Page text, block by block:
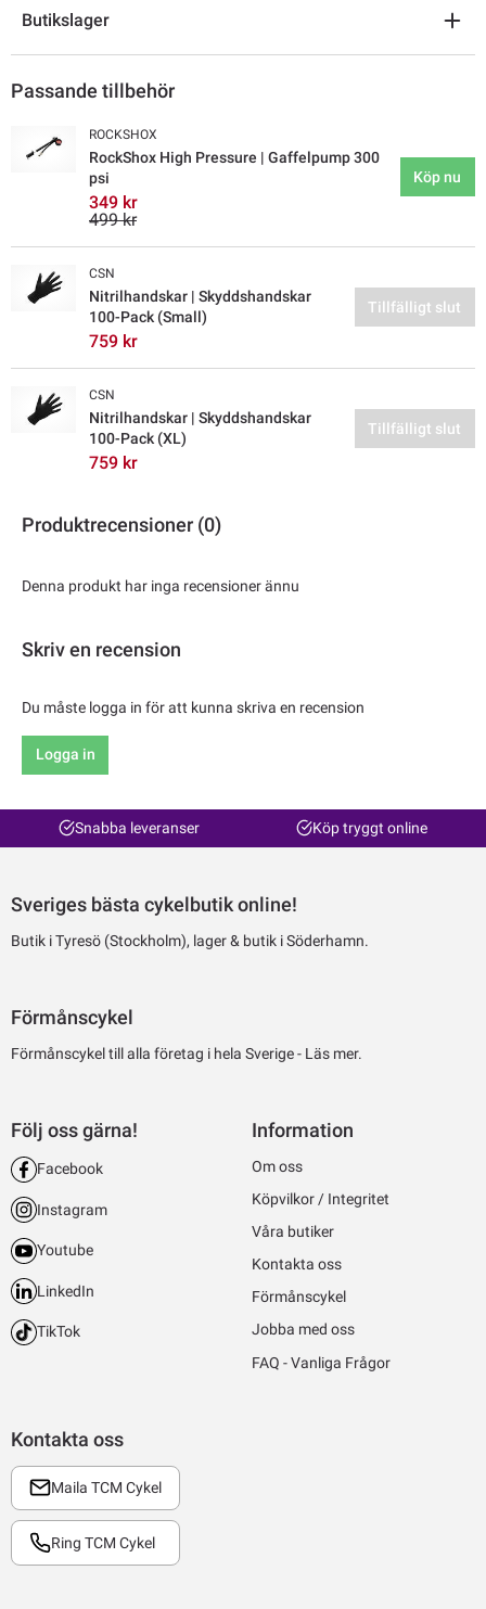
Butikslager
Passande tillbehör
ROCKSHOX
RockShox High Pressure | Gaffelpump 300
psi
349 kr
499 kr
Köp nu
CSN
Nitrilhandskar | Skyddshandskar
100-Pack (Small)
759 kr
Tillfälligt slut
CSN
Nitrilhandskar | Skyddshandskar
100-Pack (XL)
759 kr
Tillfälligt slut
Produktrecensioner (0)
Denna produkt har inga recensioner ännu
Skriv en recension
Du måste logga in för att kunna skriva en recension
Logga in
Snabba leveranser Köp tryggt online
Sveriges bästa cykelbutik online!
Butik i Tyresö (Stockholm), lager & butik i Söderhamn.
Förmånscykel
Förmånscykel till alla företag i hela Sverige - Läs mer.
Kontakta oss
Maila TCM Cykel
Ring TCM Cykel
Följ oss gärna!
Facebook
Instagram
Youtube
LinkedIn
TikTok
Information
Om oss
Köpvilkor / Integritet
Våra butiker
Kontakta oss
Förmånscykel
Jobba med oss
FAQ - Vanliga Frågor